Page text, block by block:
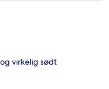
virkelig sødt